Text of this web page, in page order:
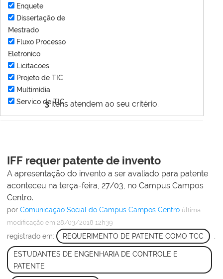
3itens atendem ao seu critério.
Enquete
Dissertação de
Mestrado
Fluxo Processo
Eletronico
Licitacoes
Projeto de TIC
Multimídia
Servico de TIC
IFF requer patente de invento
A apresentação do invento a ser avaliado para patente
aconteceu na terça-feira, 27/03, no Campus Campos
Centro.
por Comunicação Social do Campus Campos Centro última
modificação em 28/03/2018 12h39
registrado em: REQUERIMENTO DE PATENTE COMO TCC
ESTUDANTES DE ENGENHARIA DE CONTROLE E
PATENTE